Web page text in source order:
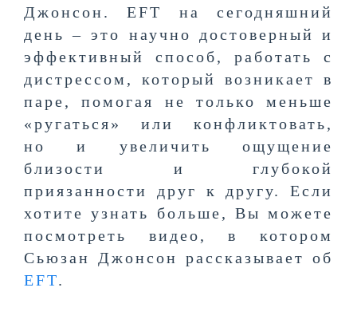
Джонсон. EFT на сегодняшний
день – это научно достоверный и
эффективный способ, работать с
дистрессом, который возникает в
паре, помогая не только меньше
«ругаться» или конфликтовать,
но и увеличить ощущение
близости и глубокой
приязанности друг к другу. Если
хотите узнать больше, Вы можете
посмотреть видео, в котором
Сьюзан Джонсон рассказывает об
EFT.